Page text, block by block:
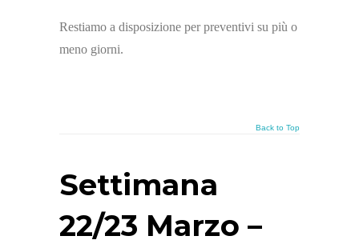
Restiamo a disposizione per preventivi su più o
meno giorni.
Back to Top
Settimana
22/23 Marzo –